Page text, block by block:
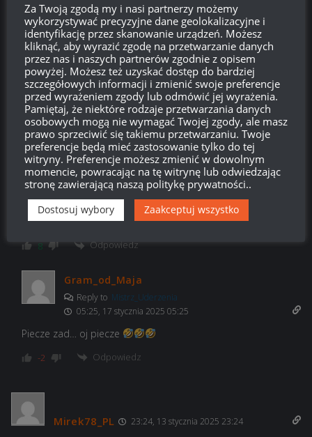
Mistrz_Uderzenia
Reply toCopium w rosole
11:04, 15 stycznia 2025 11:04
Pisalem o sobie. W portfelu nie kreci sie hajs dla WG.
Teraz możesz bazyliszku WG wypierd… z „portalu”.
0 Odpowiedz
Copium w rosole
Reply toMistrz_Uderzenia
12:32, 15 stycznia 2025 12:32
„Bazyliszku WG” xddd
Comunity rykoszetu to inny poziom
8 Odpowiedz
Gram_od_Maja
Reply to Mistrz_Uderzenia
05:25, 17 stycznia 2025 05:25
Piecze zad… oj piecze
-2 Odpowiedz
Mirek78_PL 23:24, 13 stycznia 2025 23:24
Za Twoją zgodą my i nasi partnerzy możemy
wykorzystywać precyzyjne dane geolokalizacyjne i
identyfikację przez skanowanie urządzeń. Możesz
kliknąć, aby wyrazić zgodę na przetwarzanie danych
przez nas i naszych partnerów zgodnie z opisem
powyżej. Możesz też uzyskać dostęp do bardziej
szczegółowych informacji i zmienić swoje preferencje
przed wyrażeniem zgody lub odmówić jej wyrażenia.
Pamiętaj, że niektóre rodzaje przetwarzania danych
osobowych mogą nie wymagać Twojej zgody, ale masz
prawo sprzeciwić się takiemu przetwarzaniu. Twoje
preferencje będą mieć zastosowanie tylko do tej
witryny. Preferencje możesz zmienić w dowolnym
momencie, powracając na tę witrynę lub odwiedzając
stronę zawierającą naszą politykę prywatności..
Dostosuj wybory Zaakceptuj wszystko